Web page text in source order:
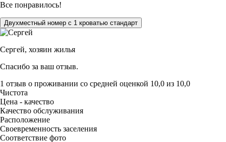
Все понравилось!
Двухместный номер с 1 кроватью стандарт
Сергей, хозяин жилья
Спасибо за ваш отзыв.
1 отзыв о проживании со средней оценкой 10,0 из 10,0
Чистота
Цена - качество
Качество обслуживания
Расположение
Своевременность заселения
Соответствие фото